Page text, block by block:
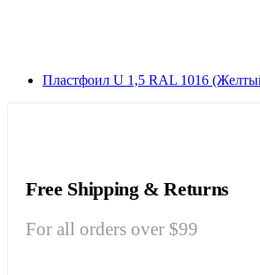
Плaстфoил U 1,5 RAL 1016
Free Shipping & Returns
For all orders over $99